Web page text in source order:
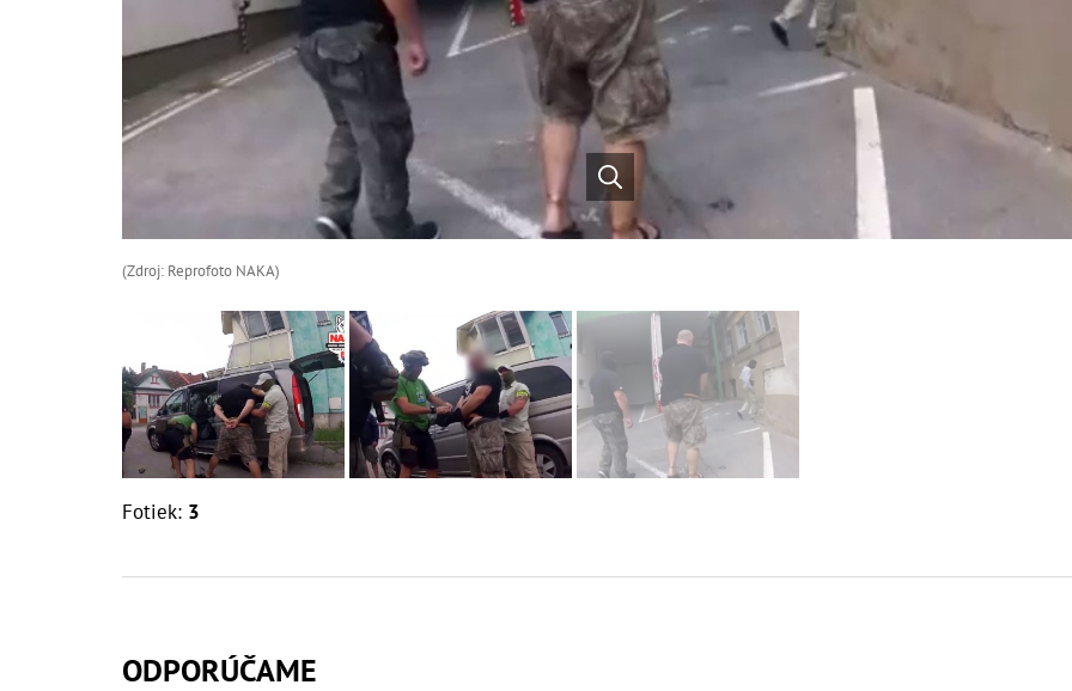
(Zdroj: Reprofoto NAKA)
Fotiek: 3
ODPORÚČAME